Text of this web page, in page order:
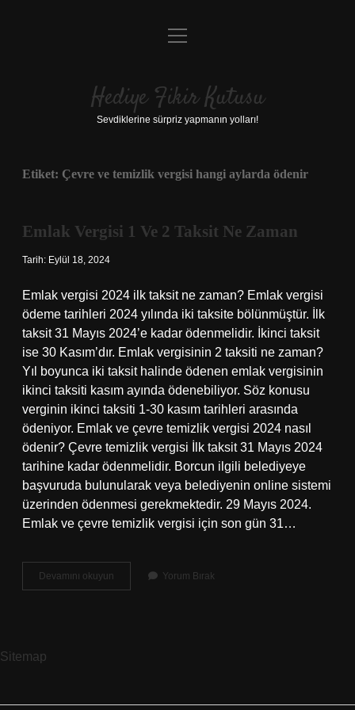
Anasayfa
Yasal Uyarı
menüyü
Hediye Fikir Kutusu
Sevdiklerine sürpriz yapmanın yolları!
Etiket: Çevre ve temizlik vergisi hangi aylarda ödenir
Emlak Vergisi 1 Ve 2 Taksit Ne Zaman
Tarih: Eylül 18, 2024
Emlak vergisi 2024 ilk taksit ne zaman? Emlak vergisi
ödeme tarihleri ​​2024 yılında iki taksite bölünmüştür. İlk
taksit 31 Mayıs 2024’e kadar ödenmelidir. İkinci taksit
ise 30 Kasım’dır. Emlak vergisinin 2 taksiti ne zaman?
Yıl boyunca iki taksit halinde ödenen emlak vergisinin
ikinci taksiti kasım ayında ödenebiliyor. Söz konusu
verginin ikinci taksiti 1-30 kasım tarihleri ​​arasında
ödeniyor. Emlak ve çevre temizlik vergisi 2024 nasıl
ödenir? Çevre temizlik vergisi İlk taksit 31 Mayıs 2024
tarihine kadar ödenmelidir. Borcun ilgili belediyeye
başvuruda bulunularak veya belediyenin online sistemi
üzerinden ödenmesi gerekmektedir. 29 Mayıs 2024.
Emlak ve çevre temizlik vergisi için son gün 31…
Devamını okuyun
Vergisi
Yorum Bırak
Sitemap